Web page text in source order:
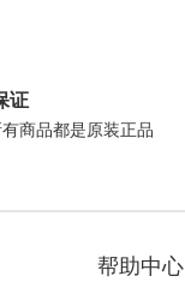
证
商品都是原装正品
帮助中心